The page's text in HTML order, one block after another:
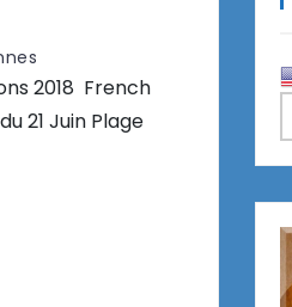
2018 French
21 Juin Plage